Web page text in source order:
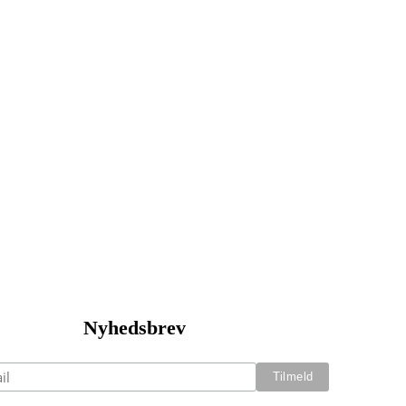
Nyhedsbrev